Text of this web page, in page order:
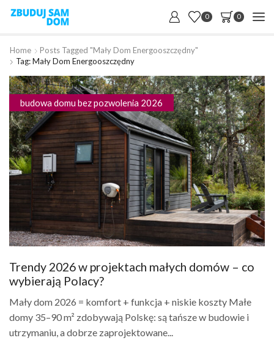
0 0
Home
Posts Tagged "mały Dom Energooszczędny"
Tag: Mały Dom Energooszczędny
budowa domu bez pozwolenia 2026
Trendy 2026 w projektach małych domów – co
wybierają Polacy?
Mały dom 2026 = komfort + funkcja + niskie koszty Małe
domy 35–90 m² zdobywają Polskę: są tańsze w budowie i
utrzymaniu, a dobrze zaprojektowane...